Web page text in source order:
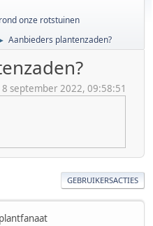
onze rotstuinen
► Aanbieders plantenzaden?
september 2022, 09:58:51
GEBRUIKERSACTIES